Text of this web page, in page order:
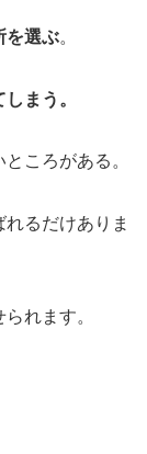
を選ぶ。
まう。
ころがある。
れるだけありま
れます。